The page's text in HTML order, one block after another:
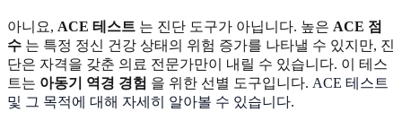
아니요, ACE 테스트 는 진단 도구가 아닙니다. 높은 ACE 점
수 는 특정 정신 건강 상태의 위험 증가를 나타낼 수 있지만, 진
단은 자격을 갖춘 의료 전문가만이 내릴 수 있습니다. 이 테스
트는 아동기 역경 경험 을 위한 선별 도구입니다. ACE 테스트
및 그 목적에 대해 자세히 알아볼 수 있습니다.